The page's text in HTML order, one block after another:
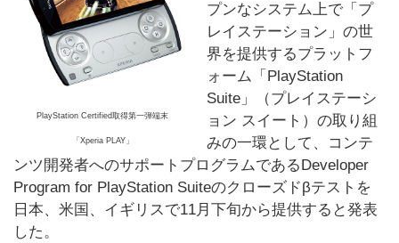
PlayStation Certified取得第一弾端末
「Xperia PLAY」
プンなシステム上で「プ
レイステーション」の世
界を提供するプラットフ
ォーム「PlayStation
Suite」（プレイステーシ
ョン スイート）の取り組
みの一環として、コンテ
ンツ開発者へのサポートプログラムであるDeveloper
Program for PlayStation Suiteのクローズドβテストを
日本、米国、イギリスで11月下旬から提供すると発表
した。